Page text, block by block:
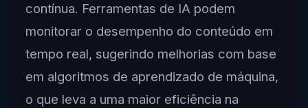
contínua. Ferramentas de IA podem
monitorar o desempenho do conteúdo em
tempo real, sugerindo melhorias com base
em algoritmos de aprendizado de máquina,
o que leva a uma maior eficiência na